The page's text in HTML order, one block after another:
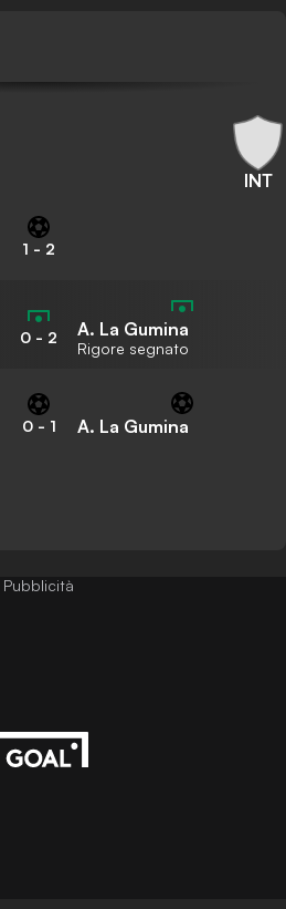
INT
1 - 2
0 - 2 A. La Gumina
Rigore segnato
0- 1 A. La Gumina
Pubblicità